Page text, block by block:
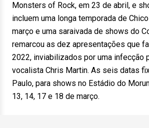
Monsters of Rock, em 23 de abril, e
incluem uma longa temporada de
março e uma saraivada de shows do
remarcou as dez apresentações que
2022, inviabilizados por uma infecção
vocalista Chris Martin. As seis datas
Paulo, para shows no Estádio do
13, 14, 17 e 18 de março.